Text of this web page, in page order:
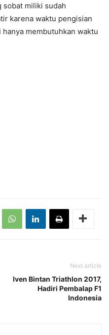
sobat miliki sudah
karena waktu pengisian
membutuhkan waktu
Next article
Iven Bintan Triathlon 2017,
Hadiri Pembalap F1
Indonesia